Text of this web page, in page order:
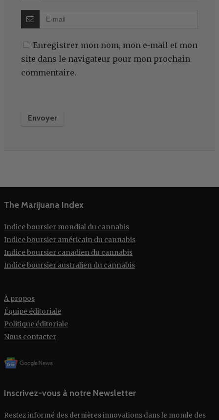
Enregistrer mon nom, mon e-mail et mon
site dans le navigateur pour mon prochain
commentaire.
The Marijuana Index
Indice boursier mondial du cannabis
Indice boursier américain du cannabis
Indice boursier canadien du cannabis
Indice boursier australien du cannabis
À propos
Équipe éditoriale
Politique éditoriale
Nous contacter
Inscrivez-vous à notre Newsletter
Restez informé des dernières innovations dans le monde des